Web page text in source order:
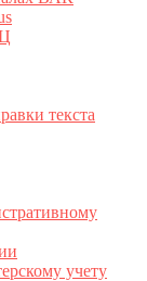
текста
учету